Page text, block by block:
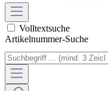
Volltextsuche
Artikelnummer-Suche